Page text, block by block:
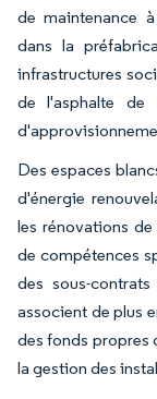
de maintenance
dans la
infrastructures
de l'asphalte de
Des espaces
d'énergie
les rénovations
de compétences
des sous-
associent de plus
des fonds propres
la gestion des